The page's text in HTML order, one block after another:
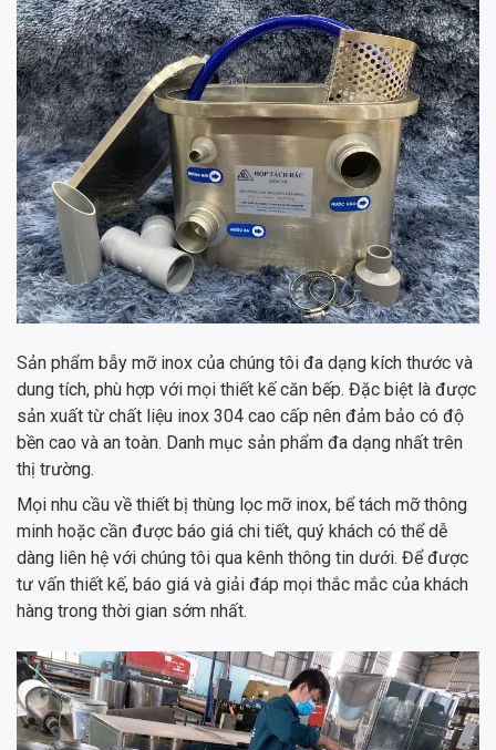
Sản phẩm bẫy mỡ inox của chúng tôi đa dạng kích thước và
dung tích, phù hợp với mọi thiết kế căn bếp. Đặc biệt là được
sản xuất từ chất liệu inox 304 cao cấp nên đảm bảo có độ
bền cao và an toàn. Danh mục sản phẩm đa dạng nhất trên
thị trường.
Mọi nhu cầu về thiết bị thùng lọc mỡ inox, bể tách mỡ thông
minh hoặc cần được báo giá chi tiết, quý khách có thể dễ
dàng liên hệ với chúng tôi qua kênh thông tin dưới. Để được
tư vấn thiết kế, báo giá và giải đáp mọi thắc mắc của khách
hàng trong thời gian sớm nhất.